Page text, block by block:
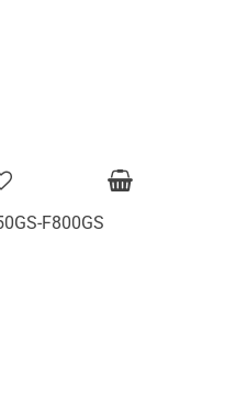
F800GS